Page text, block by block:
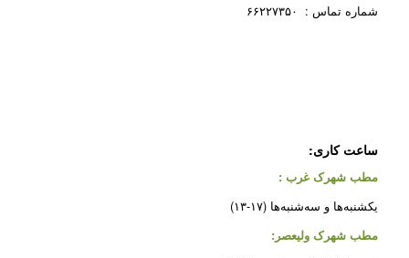
شماره تماس : ۶۶۲۲۷۳۵۰
ساعت کاری:
مطب شهرک غرب :
یکشنبه‌ها و سه‌شنبه‌ها (۱۷-۱۳)
مطب شهرک ولیعصر: